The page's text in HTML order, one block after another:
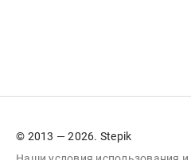
© 2013 — 2026. Stepik